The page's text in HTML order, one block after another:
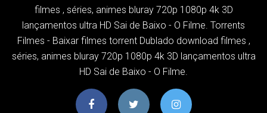
filmes , séries, animes bluray 720p 1080p 4k 3D
lançamentos ultra HD Sai de Baixo - O Filme. Torrents
Filmes - Baixar filmes torrent Dublado download filmes ,
séries, animes bluray 720p 1080p 4k 3D lançamentos ultra
HD Sai de Baixo - O Filme.